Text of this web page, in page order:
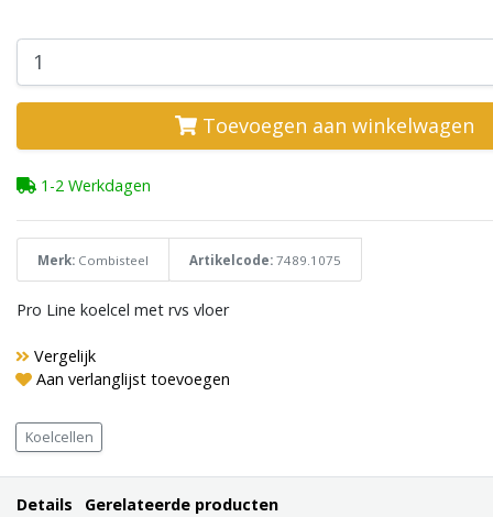
Toevoegen aan winkelwagen
1-2 Werkdagen
Merk: Combisteel Artikelcode: 7489.1075
Pro Line koelcel met rvs vloer
Vergelijk
Aan verlanglijst toevoegen
Koelcellen
Details Gerelateerde producten